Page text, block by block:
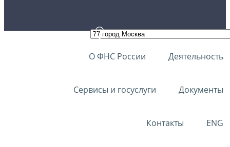
О ФНС России Деятельность
Сервисы и госуслуги Документы
Контакты ENG